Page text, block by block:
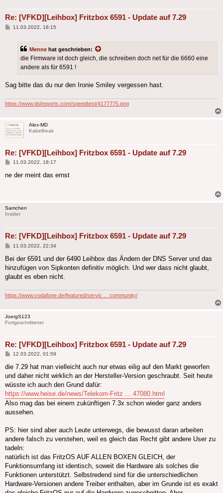
Re: [VFKD][Leihbox] Fritzbox 6591 - Update auf 7.29
Beitrag
11.03.2022, 18:15
Menne hat geschrieben:
die Firmware ist doch gleich, die schreiben doch net für die 6660 eine
andere als für 6591 !
Sag bitte das du nur den Ironie Smiley vergessen hast.
https://www.dslreports.com/speedtest/4177775.png
Alex-MD
Kabelfreak
Re: [VFKD][Leihbox] Fritzbox 6591 - Update auf 7.29
Beitrag
11.03.2022, 18:17
ne der meint das ernst
Samchen
Insider
Re: [VFKD][Leihbox] Fritzbox 6591 - Update auf 7.29
Beitrag
11.03.2022, 22:34
Bei der 6591 und der 6490 Leihbox das Ändern der DNS Server und das
hinzufügen von Sipkonten definitiv möglich. Und wer dass nicht glaubt,
glaubt es eben nicht.
https://www.vodafone.de/featured/servic ... community/
JoergS123
Fortgeschrittener
Re: [VFKD][Leihbox] Fritzbox 6591 - Update auf 7.29
Beitrag
12.03.2022, 01:59
die 7.29 hat man vielleicht auch nur etwas eilig auf den Markt geworfen
und daher nicht wirklich an der Hersteller-Version geschraubt. Seit heute
wüsste ich auch den Grund dafür:
https://www.heise.de/news/Telekom-Fritz ... 47080.html
Also mag das bei einem zukünftigen 7.3x schon wieder ganz anders
aussehen.
PS: hier sind aber auch Leute unterwegs, die bewusst daran arbeiten
andere falsch zu verstehen, weil es gleich das Recht gibt andere User zu
tadeln:
natürlich ist das FritzOS AUF ALLEN BOXEN GLEICH, der
Funktionsumfang ist identisch, soweit die Hardware als solches die
Funktionen unterstützt. Selbstredend sind für die unterschiedlichen
Hardware-Versionen andere Treiber enthalten, aber im Grunde ist es exakt